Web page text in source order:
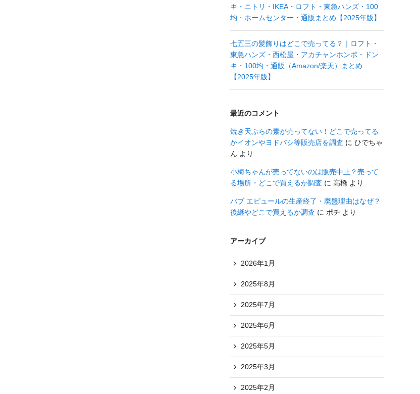
キ・ニトリ・IKEA・ロフト・東急ハンズ・100
均・ホームセンター・通販まとめ【2025年版】
七五三の髪飾りはどこで売ってる？｜ロフト・
東急ハンズ・西松屋・アカチャンホンポ・ドン
キ・100均・通販（Amazon/楽天）まとめ
【2025年版】
最近のコメント
焼き天ぷらの素が売ってない！どこで売ってる
かイオンやヨドバシ等販売店を調査 に ひでちゃ
ん より
小梅ちゃんが売ってないのは販売中止？売って
る場所・どこで買えるか調査 に 高橋 より
バブ エピュールの生産終了・廃盤理由はなぜ？
後継やどこで買えるか調査 に ポチ より
アーカイブ
2026年1月
2025年8月
2025年7月
2025年6月
2025年5月
2025年3月
2025年2月